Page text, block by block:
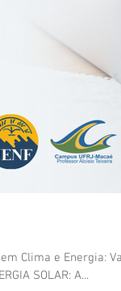
Clima e Energia:
SOLAR: A...